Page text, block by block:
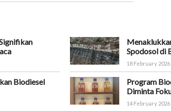
Biodiesel
Spodosol di
18 February 2026
Program
Diminta
14 February 2026